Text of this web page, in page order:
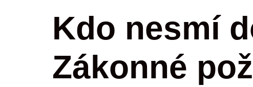
Kdo nesmí
Zákonné